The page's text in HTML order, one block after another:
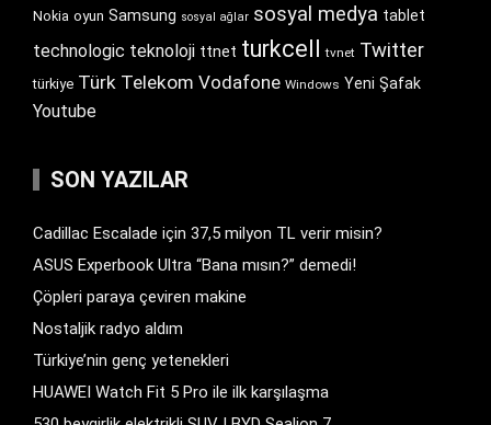
Nokia oyun Samsung sosyal ağlar sosyal medya tablet
technologic teknoloji ttnet turkcell tvnet Twitter
türkiye Türk Telekom Vodafone Windows Yeni Şafak
Youtube
SON YAZILAR
Cadillac Escalade için 37,5 milyon TL verir misin?
ASUS Experbook Ultra “Bana mısın?” demedi!
Çöpleri paraya çeviren makine
Nostaljik radyo aldım
Türkiye’nin genç yetenekleri
HUAWEI Watch Fit 5 Pro ile ilk karşılaşma